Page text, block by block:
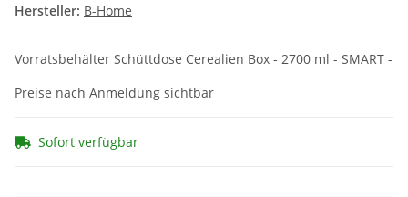
Hersteller: B-Home
Vorratsbehälter Schüttdose Cerealien Box - 2700 ml - SMART -
Preise nach Anmeldung sichtbar
Sofort verfügbar